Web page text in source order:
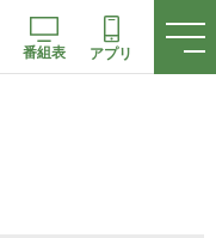
番組表 アプリ